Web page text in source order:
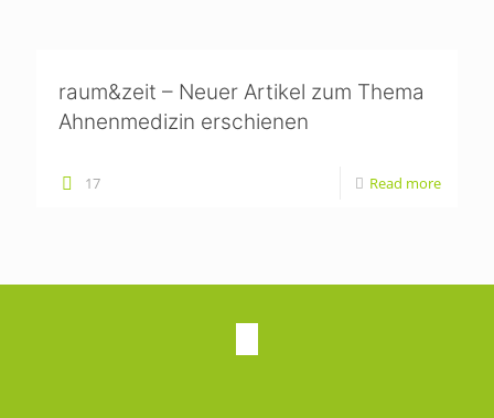
raum&zeit – Neuer Artikel zum Thema
Ahnenmedizin erschienen
17 Read more